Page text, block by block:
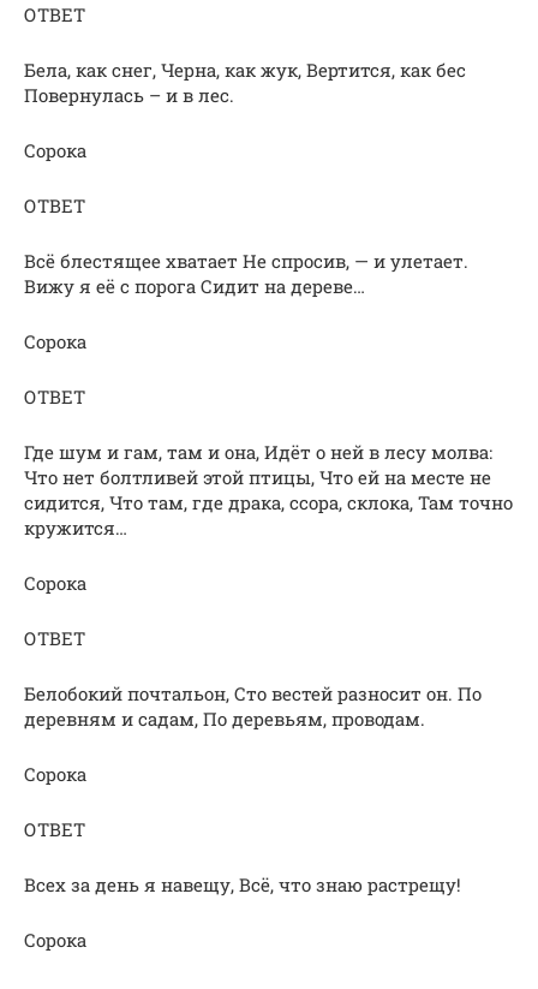
ОТВЕТ
Бела, как снег, Черна, как жук, Вертится, как бес
Повернулась – и в лес.
Сорока
ОТВЕТ
Всё блестящее хватает Не спросив, — и улетает.
Вижу я её с порога Сидит на дереве…
Сорока
ОТВЕТ
Где шум и гам, там и она, Идёт о ней в лесу молва:
Что нет болтливей этой птицы, Что ей на месте не
сидится, Что там, где драка, ссора, склока, Там точно
кружится…
Сорока
ОТВЕТ
Белобокий почтальон, Сто вестей разносит он. По
деревням и садам, По деревьям, проводам.
Сорока
ОТВЕТ
Всех за день я навещу, Всё, что знаю растрещу!
Сорока